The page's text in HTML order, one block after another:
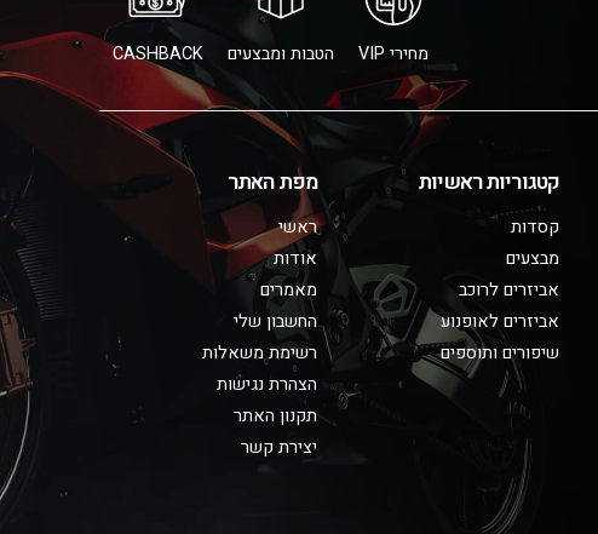
מחירי VIP הטבות ומבצעים CASHBACK
קטגוריות ראשיות
קסדות
מבצעים
אביזרים לרוכב
אביזרים לאופנוע
שיפורים ותוספים
מפת האתר
ראשי
אודות
מאמרים
החשבון שלי
רשימת משאלות
הצהרת נגישות
תקנון האתר
יצירת קשר